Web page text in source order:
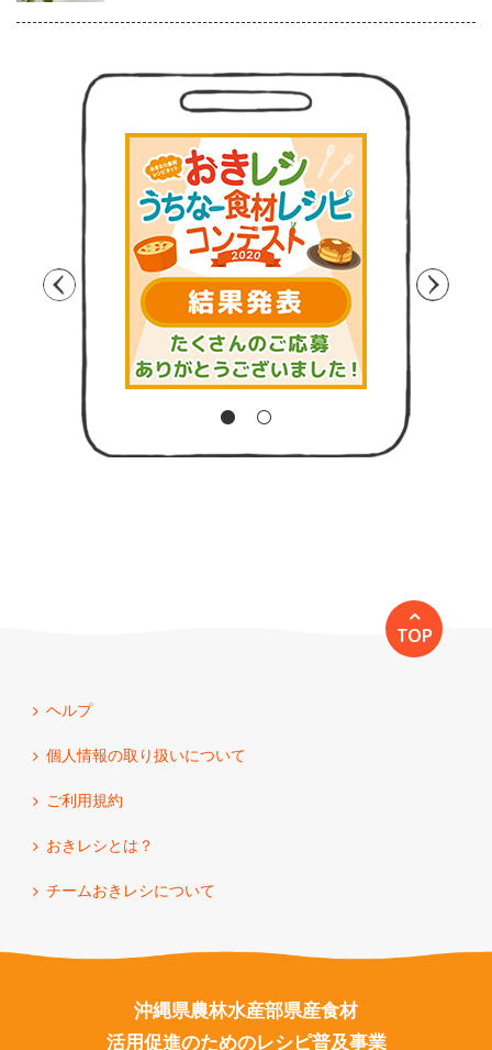
TOP
ヘルプ
個人情報の取り扱いについて
ご利用規約
おきレシとは？
チームおきレシについて
沖縄県農林水産部県産食材
活用促進のためのレシピ普及事業